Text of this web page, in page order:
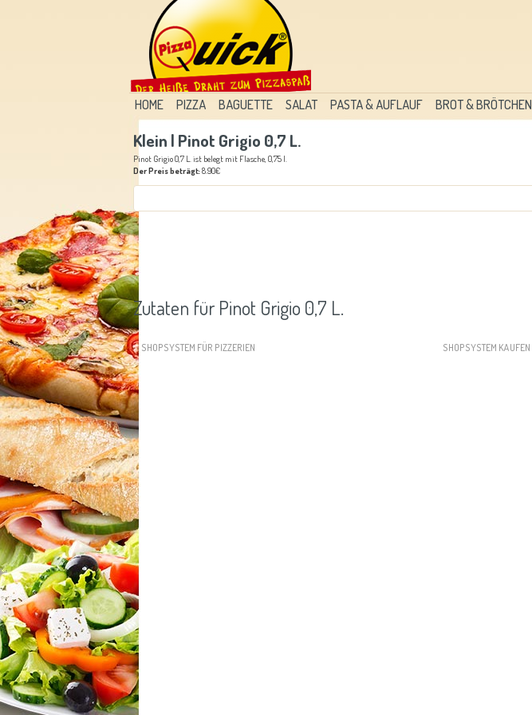
HOME PIZZA BAGUETTE SALAT PASTA & AUFLAUF BROT & BRÖTCHEN
Klein | Pinot Grigio 0,7 L.
Pinot Grigio 0,7 L. ist belegt mit Flasche, 0,75 l.
Der Preis beträgt:8.90€
Zutaten für Pinot Grigio 0,7 L.
SHOPSYSTEM FÜR PIZZERIEN SHOPSYSTEM KAUFEN